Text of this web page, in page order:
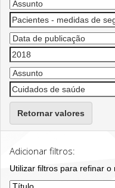
Retornar valores
Adicionar filtros:
Utilizar filtros para refinar o